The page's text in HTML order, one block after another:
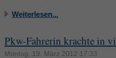
Weiterlesen...
Pkw-Fahrerin krachte in
Montag, 19. März 2012 17:33